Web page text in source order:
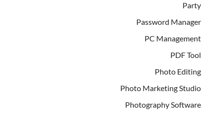
Party
Password Manager
PC Management
PDF Tool
Photo Editing
Photo Marketing Studio
Photography Software